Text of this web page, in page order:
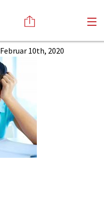
Februar 10th, 2020